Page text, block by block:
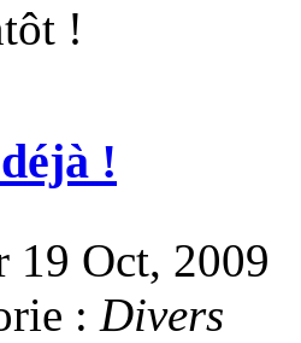
!
!
19 Oct, 2009
: Divers